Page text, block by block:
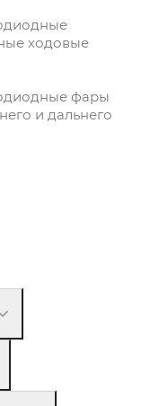
ходовые
фары
и дальнего